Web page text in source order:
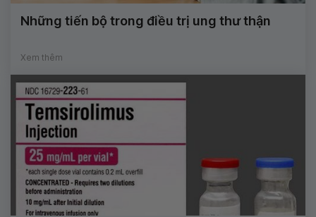
Những tiến bộ trong điều trị ung thư thận
Xem thêm